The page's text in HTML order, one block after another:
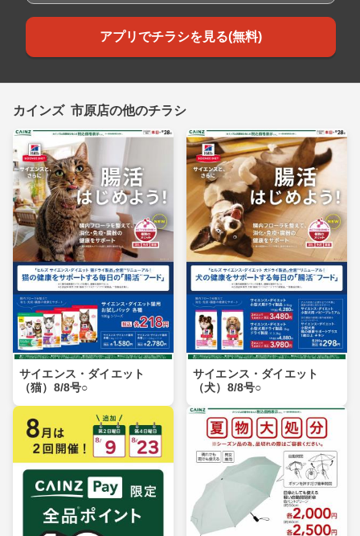
アプリでチラシを見る(無料)
カインズ 市原店の他のチラシ
サイエンス・ダイエット
（猫）8/8号○
サイエンス・ダイエット
（犬）8/8号○